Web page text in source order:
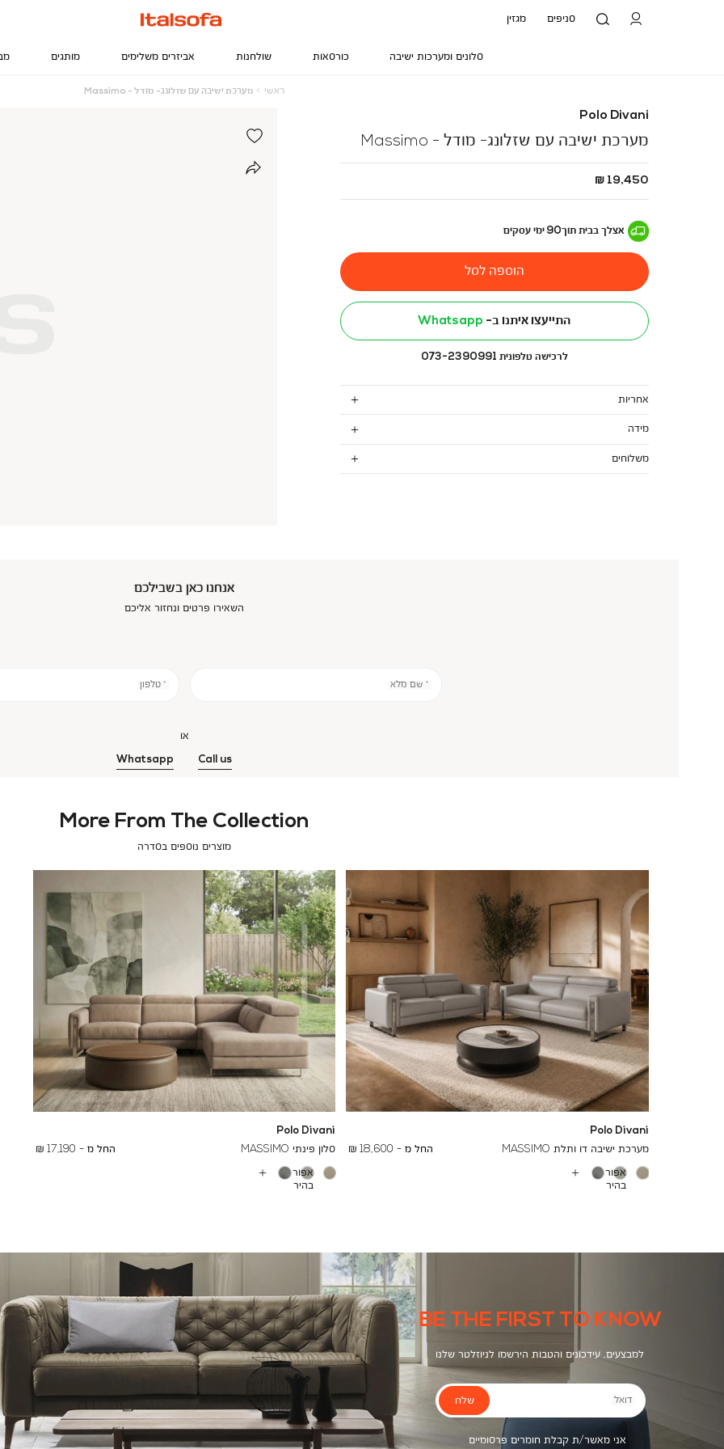
סניפים מגזין
סלונים ומערכות ישיבה כורסאות שולחנות אביזרים משלימים מותגים
ראשי ראשי
מערכת ישיבה עם שזלונג- מודל - Massimo
מערכת
Polo Divani
מערכת ישיבה עם שזלונג- מודל - Massimo
19,450 ₪
אצלך בבית תוך90 ימי עסקים
הוספה לסל
התייעצו איתנו ב- Whatsapp
לרכישה טלפונית 073-2390991
אחריות
מידה
משלוחים
אנחנו כאן בשבילכם
השאירו פרטים ונחזור אליכם
* שם מלא * טלפון
או
Call us
Whatsapp
More From The Collection
מוצרים נוספים בסדרה
Polo Divani
מערכת ישיבה דו ותלת MASSIMO
החל מ - 18,600 ₪ To
24,000 ₪
אפור
בהיר
Polo Divani
סלון פינתי MASSIMO
החל מ - 17,190 ₪ To
26,000 ₪
אפור
בהיר
BE THE FIRST TO KNOW
למבצעים, עידכונים והטבות הירשמו לניוזלטר שלנו
דואל
אני מאשר/ת קבלת חומרים פרסומיים
שלח